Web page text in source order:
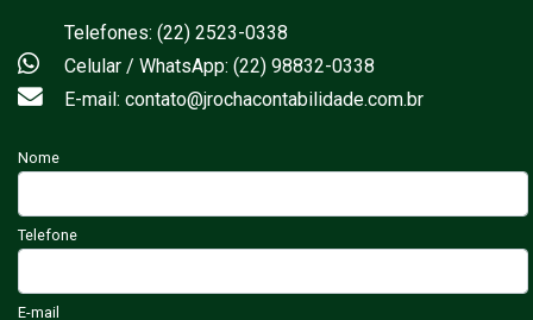
Telefones: (22) 2523-0338
Celular / WhatsApp: (22) 98832-0338
E-mail: contato@jrochacontabilidade.com.br
Nome
Telefone
E-mail